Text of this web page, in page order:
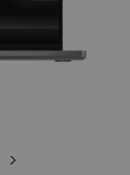
Next